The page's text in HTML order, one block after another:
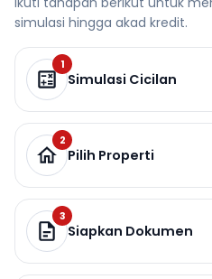
simulasi hingga akad kredit.
1
Simulasi Cicilan
2
Pilih Properti
3
Siapkan Dokumen